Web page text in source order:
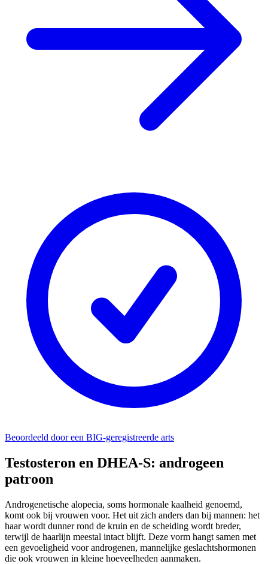
Beoordeeld door een BIG-geregistreerde arts
Testosteron en DHEA-S: androgeen
patroon
Androgenetische alopecia, soms hormonale kaalheid genoemd,
komt ook bij vrouwen voor. Het uit zich anders dan bij mannen: het
haar wordt dunner rond de kruin en de scheiding wordt breder,
terwijl de haarlijn meestal intact blijft. Deze vorm hangt samen met
een gevoeligheid voor androgenen, mannelijke geslachtshormonen
die ook vrouwen in kleine hoeveelheden aanmaken.